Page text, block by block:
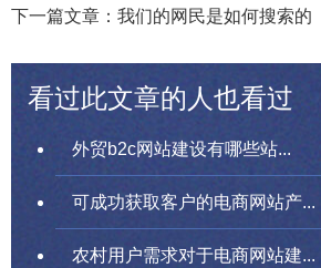
下一篇文章：我们的网民是如何搜索的
看过此文章的人也看过
外贸b2c网站建设有哪些站...
可成功获取客户的电商网站产...
农村用户需求对于电商网站建...